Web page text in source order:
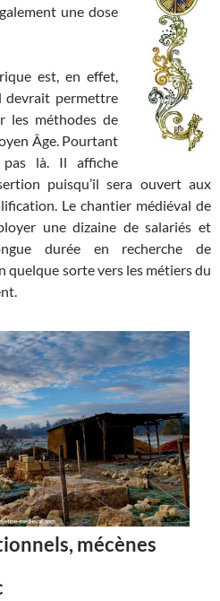
une dose
est, en effet,
devrait permettre
les méthodes de
Âge. Pourtant
là. Il affiche
puisqu’il sera ouvert aux
Le chantier médiéval de
une dizaine de salariés et
durée en recherche de
quelque sorte vers les métiers du
mécènes